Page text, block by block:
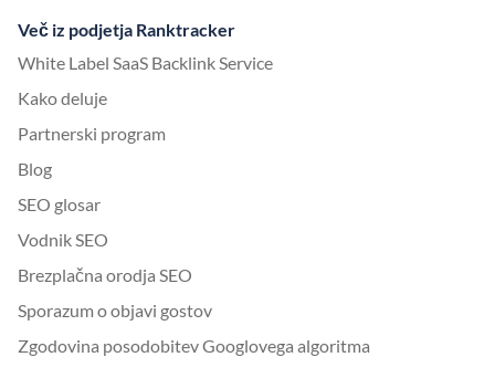
Več iz podjetja Ranktracker
White Label SaaS Backlink Service
Kako deluje
Partnerski program
Blog
SEO glosar
Vodnik SEO
Brezplačna orodja SEO
Sporazum o objavi gostov
Zgodovina posodobitev Googlovega algoritma